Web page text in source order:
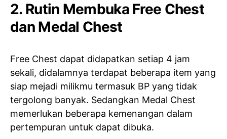
2. Rutin Membuka Free Chest
dan Medal Chest
Free Chest dapat didapatkan setiap 4 jam
sekali, didalamnya terdapat beberapa item yang
siap mejadi milikmu termasuk BP yang tidak
tergolong banyak. Sedangkan Medal Chest
memerlukan beberapa kemenangan dalam
pertempuran untuk dapat dibuka.